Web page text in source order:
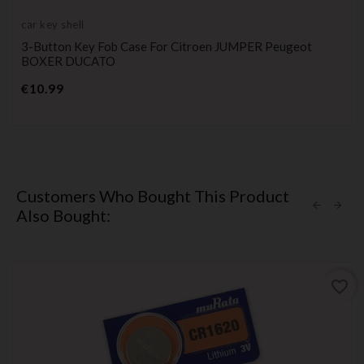
car key shell
3-Button Key Fob Case For Citroen JUMPER Peugeot
BOXER DUCATO
€10.99Price
Customers Who Bought This Product
Also Bought: